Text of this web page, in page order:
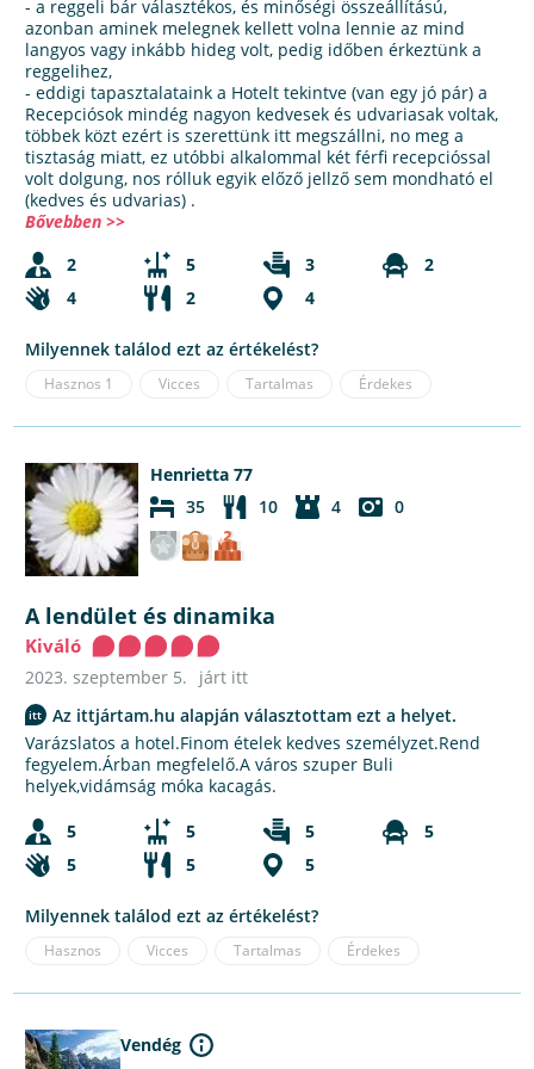
- a reggeli bár választékos, és minőségi összeállítású,
azonban aminek melegnek kellett volna lennie az mind
langyos vagy inkább hideg volt, pedig időben érkeztünk a
reggelihez,
- eddigi tapasztalataink a Hotelt tekintve (van egy jó pár) a
Recepciósok mindég nagyon kedvesek és udvariasak voltak,
többek közt ezért is szerettünk itt megszállni, no meg a
tisztaság miatt, ez utóbbi alkalommal két férfi recepcióssal
volt dolgung, nos rólluk egyik előző jellző sem mondható el
(kedves és udvarias) .
Bővebben >>
2
5 3
2
4
2 4
Milyennek találod ezt az értékelést?
Hasznos 1 Vicces Tartalmas Érdekes
Henrietta 77
35
10 4 0
A lendület és dinamika
Kiváló
2023. szeptember 5.
járt itt
Az ittjártam.hu alapján választottam ezt a helyet.
Varázslatos a hotel.Finom ételek kedves személyzet.Rend
fegyelem.Árban megfelelő.A város szuper Buli
helyek,vidámság móka kacagás.
5
5 5
5
5
5 5
Milyennek találod ezt az értékelést?
Hasznos Vicces Tartalmas Érdekes
Vendég